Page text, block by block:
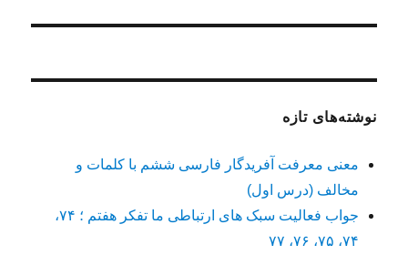
نوشته‌های تازه
معنی معرفت آفریدگار فارسی ششم با کلمات و
مخالف (درس اول)
جواب فعالیت سبک های ارتباطی ما تفکر هفتم ؛ ۷۴،
۷۴، ۷۵، ۷۶، ۷۷